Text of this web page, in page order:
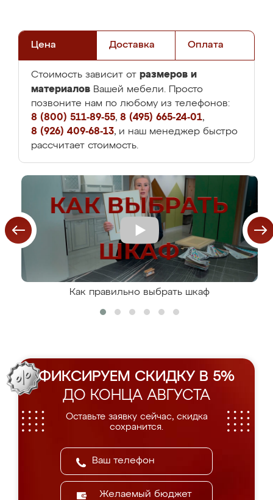
Цена Доставка Оплата
Стоимость зависит от размеров и
материалов Вашей мебели. Просто
позвоните нам по любому из телефонов:
8 (800) 511-89-55, 8 (495) 665-24-01,
8 (926) 409-68-13, и наш менеджер быстро
рассчитает стоимость.
Как правильно выбрать шкаф
ФИКСИРУЕМ СКИДКУ В 5%
ДО КОНЦА АВГУСТА
Оставьте заявку сейчас, скидка
сохранится.
Желаемый бюджет